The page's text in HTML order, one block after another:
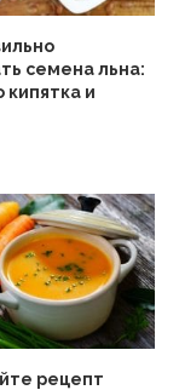
семена льна:
кипятка и
рецепт